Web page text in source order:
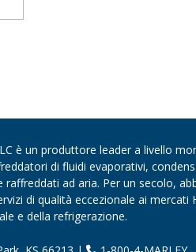
è un produttore leader a livello
di fluidi evaporativi,
raffreddati ad aria. Per un secolo,
di qualità eccezionale ai mercati
e della refrigerazione.